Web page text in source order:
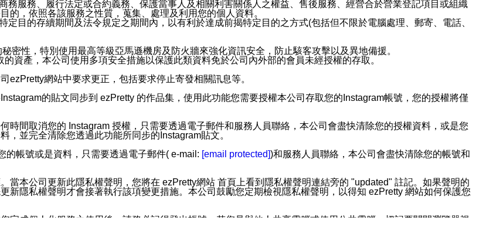
服務、履行法定或合約義務、保護當事人及相關利害關係人之權益、售後服務、經營合於營業登記項目或組織
，依照各該服務之性質，蒐集、處理及利用您的個人資料。
目的存續期間及法令規定之期間內，以有利於達成前揭特定目的之方式(包括但不限於電腦處理、郵寄、電話、
密性，特別使用最高等級亞馬遜機房及防火牆來強化資訊安全，防止駭客攻擊以及異地備援。
資產，本公司使用多項安全措施以保護此類資料免於公司內外部的會員未經授權的存取。
ezPretty網站中要求更正，包括要求停止寄發相關訊息等。
的貼文同步到 ezPretty 的作品集，使用此功能您需要授權本公司存取您的Instagram帳號，您的授權將僅
時間取消您的 Instagram 授權，只需要透過電子郵件和服務人員聯絡，本公司會盡快清除您的授權資料，或是您
並完全清除您透過此功能所同步的Instagram貼文。
帳號或是資料，只需要透過電子郵件( e-mail: [email protected])和服務人員聯絡，本公司會盡快清除您的帳號和
當本公司更新此隱私權聲明，您將在 ezPretty網站 首頁上看到隱私權聲明連結旁的 "updated" 註記。如果聲明的
新隱私權聲明才會接著執行該項變更措施。本公司鼓勵您定期檢視隱私權聲明，以得知 ezPretty 網站如何保護您
完成個人化服務之使用後，請務必記得登出帳號。若您是與他人共享電腦或使用公共電腦，切記要關閉瀏覽器視